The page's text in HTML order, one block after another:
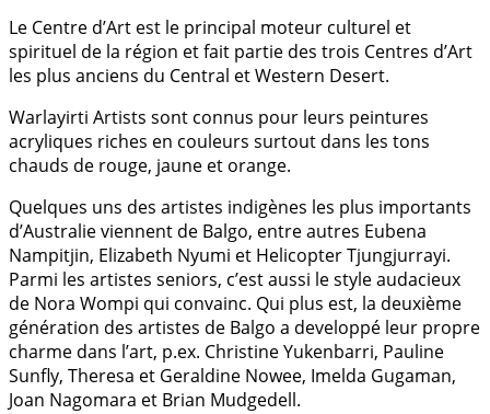
Le Centre d’Art est le principal moteur culturel et
spirituel de la région et fait partie des trois Centres d’Art
les plus anciens du Central et Western Desert.
Warlayirti Artists sont connus pour leurs peintures
acryliques riches en couleurs surtout dans les tons
chauds de rouge, jaune et orange.
Quelques uns des artistes indigènes les plus importants
d’Australie viennent de Balgo, entre autres Eubena
Nampitjin, Elizabeth Nyumi et Helicopter Tjungjurrayi.
Parmi les artistes seniors, c’est aussi le style audacieux
de Nora Wompi qui convainc. Qui plus est, la deuxième
génération des artistes de Balgo a developpé leur propre
charme dans l’art, p.ex. Christine Yukenbarri, Pauline
Sunfly, Theresa et Geraldine Nowee, Imelda Gugaman,
Joan Nagomara et Brian Mudgedell.